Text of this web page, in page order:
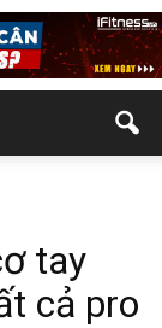
tay
cả pro